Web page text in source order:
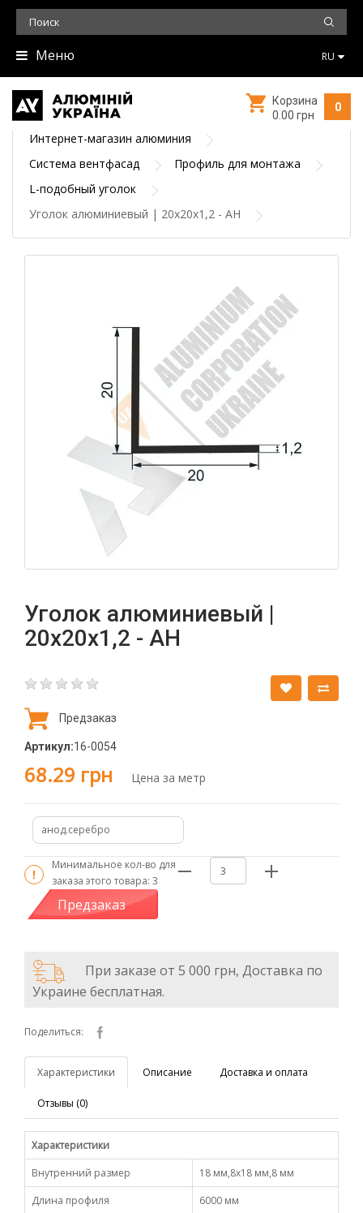
Меню RU
0
Корзина
0.00 грн
Интернет-магазин алюминия
Система вентфасад
Профиль для монтажа
L-подобный уголок
Уголок алюминиевый | 20х20х1,2 - АН
Уголок алюминиевый |
20х20х1,2 - АН
Предзаказ
Артикул:16-0054
68.29 грн Цена за метр
анод.серебро
Минимальное кол-во для
заказа этого товара: 3
Предзаказ
При заказе от 5 000 грн, Доставка по
Украине бесплатная.
Поделиться:
Характеристики Описание Доставка и оплата
Отзывы (0)
Характеристики
Внутренний размер
18 мм,8х18 мм,8 мм
Длина профиля
6000 мм